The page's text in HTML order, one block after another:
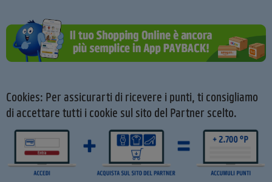
Cookies: Per assicurarti di ricevere i punti, ti consigliamo
di accettare tutti i cookie sul sito del Partner scelto.